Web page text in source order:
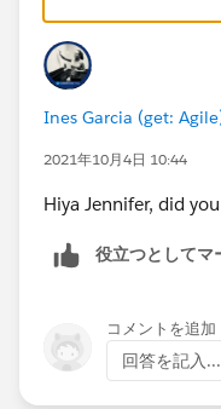
Ines Garcia (get:
2021年10月4日 10:44
Hiya Jennifer, did
役立つとしてマ
コメントを追加
回答を記入...